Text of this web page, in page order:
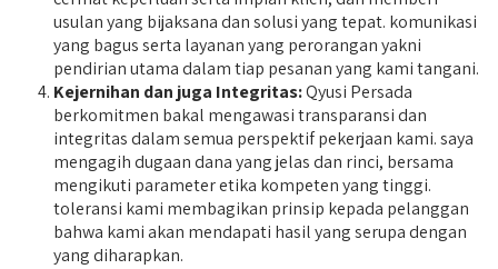
usulan yang bijaksana dan solusi yang tepat. komunikasi
yang bagus serta layanan yang perorangan yakni
pendirian utama dalam tiap pesanan yang kami tangani.
Kejernihan dan juga Integritas:Qyusi Persada
berkomitmen bakal mengawasi transparansi dan
integritas dalam semua perspektif pekerjaan kami. saya
mengagih dugaan dana yang jelas dan rinci, bersama
mengikuti parameter etika kompeten yang tinggi.
toleransi kami membagikan prinsip kepada pelanggan
bahwa kami akan mendapati hasil yang serupa dengan
yang diharapkan.